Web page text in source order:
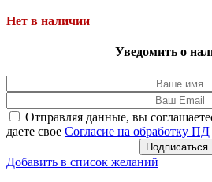
Нет в наличии
Уведомить о
Отправляя данные, вы
даете свое Согласие на обработку ПД
Подписаться
Добавить в список желаний